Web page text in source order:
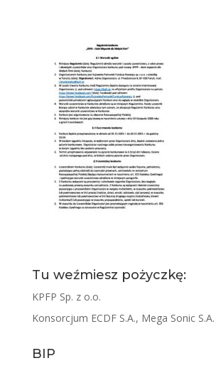
Tu weźmiesz pożyczkę:
KPFP Sp. z o.o.
Konsorcjum ECDF S.A., Mega Sonic S.A.
BIP